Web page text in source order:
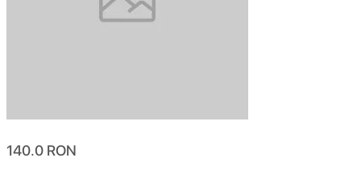
140.0 RON